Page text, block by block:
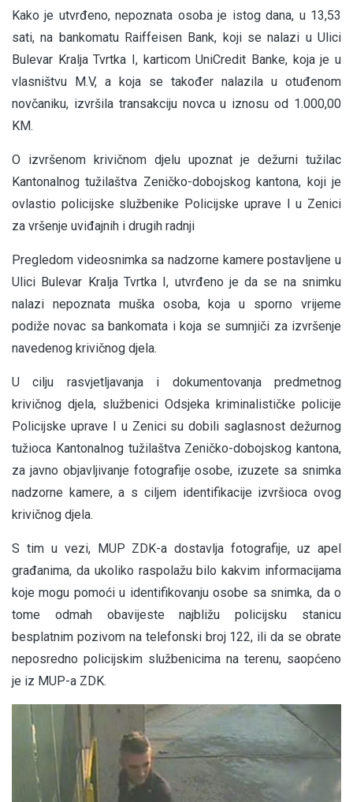
Kako je utvrđeno, nepoznata osoba je istog dana, u 13,53
sati, na bankomatu Raiffeisen Bank, koji se nalazi u Ulici
Bulevar Kralja Tvrtka I, karticom UniCredit Banke, koja je u
vlasništvu M.V, a koja se također nalazila u otuđenom
novčaniku, izvršila transakciju novca u iznosu od 1.000,00
KM.
O izvršenom krivičnom djelu upoznat je dežurni tužilac
Kantonalnog tužilaštva Zeničko-dobojskog kantona, koji je
ovlastio policijske službenike Policijske uprave I u Zenici
za vršenje uviđajnih i drugih radnji
Pregledom videosnimka sa nadzorne kamere postavljene u
Ulici Bulevar Kralja Tvrtka I, utvrđeno je da se na snimku
nalazi nepoznata muška osoba, koja u sporno vrijeme
podiže novac sa bankomata i koja se sumnjiči za izvršenje
navedenog krivičnog djela.
U cilju rasvjetljavanja i dokumentovanja predmetnog
krivičnog djela, službenici Odsjeka kriminalističke policije
Policijske uprave I u Zenici su dobili saglasnost dežurnog
tužioca Kantonalnog tužilaštva Zeničko-dobojskog kantona,
za javno objavljivanje fotografije osobe, izuzete sa snimka
nadzorne kamere, a s ciljem identifikacije izvršioca ovog
krivičnog djela.
S tim u vezi, MUP ZDK-a dostavlja fotografije, uz apel
građanima, da ukoliko raspolažu bilo kakvim informacijama
koje mogu pomoći u identifikovanju osobe sa snimka, da o
tome odmah obavijeste najbližu policijsku stanicu
besplatnim pozivom na telefonski broj 122, ili da se obrate
neposredno policijskim službenicima na terenu, saopćeno
je iz MUP-a ZDK.